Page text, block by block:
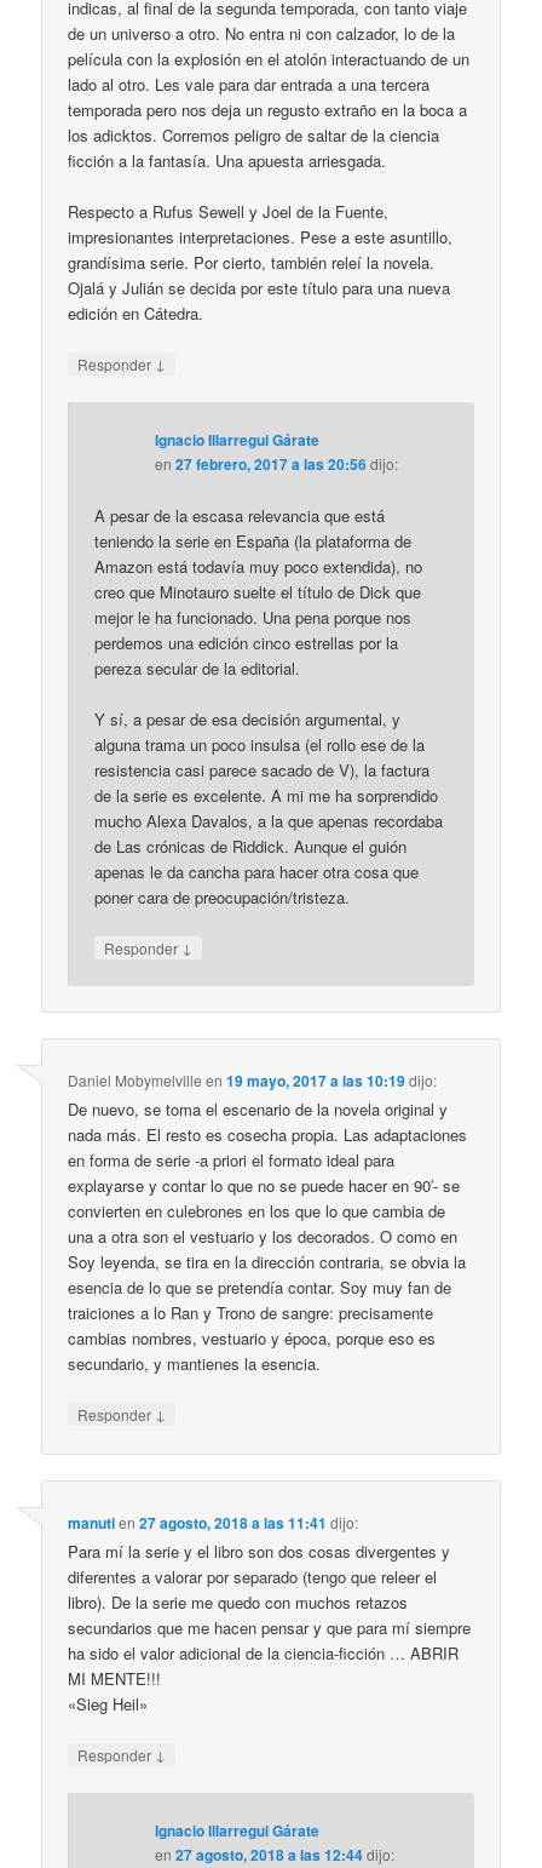
indicas, al final de la segunda temporada, con tanto viaje
de un universo a otro. No entra ni con calzador, lo de la
película con la explosión en el atolón interactuando de un
lado al otro. Les vale para dar entrada a una tercera
temporada pero nos deja un regusto extraño en la boca a
los adicktos. Corremos peligro de saltar de la ciencia
ficción a la fantasía. Una apuesta arriesgada.
Respecto a Rufus Sewell y Joel de la Fuente,
impresionantes interpretaciones. Pese a este asuntillo,
grandísima serie. Por cierto, también releí la novela.
Ojalá y Julián se decida por este título para una nueva
edición en Cátedra.
Responder ↓
Ignacio Illarregui Gárate
en27 febrero, 2017 a las 20:56dijo:
A pesar de la escasa relevancia que está
teniendo la serie en España (la plataforma de
Amazon está todavía muy poco extendida), no
creo que Minotauro suelte el título de Dick que
mejor le ha funcionado. Una pena porque nos
perdemos una edición cinco estrellas por la
pereza secular de la editorial.
Y sí, a pesar de esa decisión argumental, y
alguna trama un poco insulsa (el rollo ese de la
resistencia casi parece sacado de V), la factura
de la serie es excelente. A mi me ha sorprendido
mucho Alexa Davalos, a la que apenas recordaba
de Las crónicas de Riddick. Aunque el guión
apenas le da cancha para hacer otra cosa que
poner cara de preocupación/tristeza.
Responder ↓
Daniel Mobymelville en19 mayo, 2017 a las 10:19dijo:
De nuevo, se toma el escenario de la novela original y
nada más. El resto es cosecha propia. Las adaptaciones
en forma de serie -a priori el formato ideal para
explayarse y contar lo que no se puede hacer en 90′- se
convierten en culebrones en los que lo que cambia de
una a otra son el vestuario y los decorados. O como en
Soy leyenda, se tira en la dirección contraria, se obvia la
esencia de lo que se pretendía contar. Soy muy fan de
traiciones a lo Ran y Trono de sangre: precisamente
cambias nombres, vestuario y época, porque eso es
secundario, y mantienes la esencia.
Responder ↓
manutien27 agosto, 2018 a las 11:41 dijo:
Para mí la serie y el libro son dos cosas divergentes y
diferentes a valorar por separado (tengo que releer el
libro). De la serie me quedo con muchos retazos
secundarios que me hacen pensar y que para mí siempre
ha sido el valor adicional de la ciencia-ficción … ABRIR
MI MENTE!!!
«Sieg Heil»
Responder ↓
Ignacio Illarregui Gárate
en27 agosto, 2018 a las 12:44dijo: